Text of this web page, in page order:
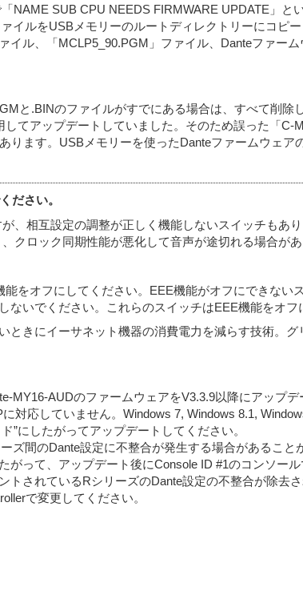
NAME SUB CPU NEEDS FIRMWARE UPDATE」と
イルをUSBメモリーのルートディレクトリーにコピ
ル、「MCLP5_90.PGM」ファイル、Danteファー
と.BINのファイルがすでにある場合は、すべて削除
てアップデートしていました。そのため誤った「C-
ます。USBメモリーを使ったDanteファームウェア
ださい。
、相互設定の調整が正しく機能しないスイッチもあ
クロック同期性能が悪化して音声が途切れる場合があ
をオフにしてください。EEE機能がオフにできない
いでください。これらのスイッチはEEE機能をオフ
きにイーサネット機器の消費電力を減らす技術。
AUDのファームウェアをV3.3.9以降にアップデ
対応していません。Windows 7, Windows 8.1,
”にしたがってアップデートしてください。
ズ間のDante設定に不整合が発生する場合があること
って、アップデート後にConsole ID #1のコンソー
されているRシリーズのDante設定の不整合が除去
で変更してください。